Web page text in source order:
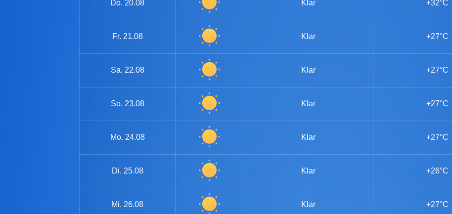
Do. 20.08 Klar +32°C
Fr. 21.08 Klar +27°C
Sa. 22.08 Klar +27°C
So. 23.08 Klar +27°C
Mo. 24.08 Klar +27°C
Di. 25.08 Klar +26°C
Mi. 26.08 Klar +27°C